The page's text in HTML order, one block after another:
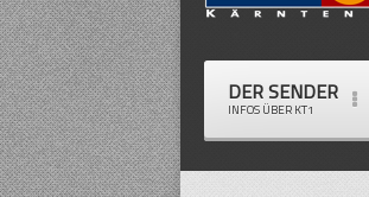
DER SENDER
INFOS ÜBER KT1